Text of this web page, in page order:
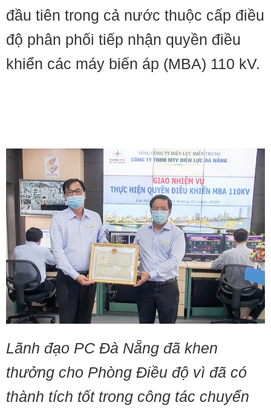
đầu tiên trong cả nước thuộc cấp điều
độ phân phối tiếp nhận quyền điều
khiển các máy biến áp (MBA) 110 kV.
Lãnh đạo PC Đà Nẵng đã khen
thưởng cho Phòng Điều độ vì đã có
thành tích tốt trong công tác chuyển